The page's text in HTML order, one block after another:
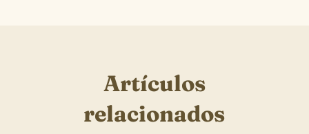
Artículos
relacionados